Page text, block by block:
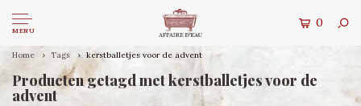
MENU
0
Home Tags kerstballetjes voor de advent
Producten getagd met kerstballetjes voor de
advent